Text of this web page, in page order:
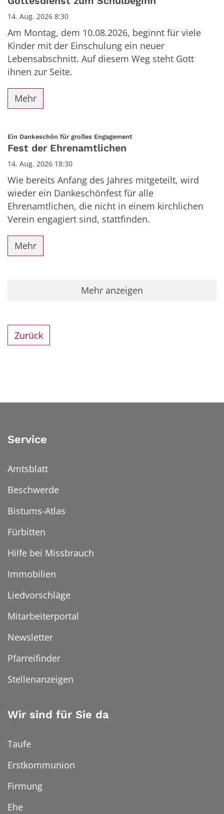
14. Aug. 2026 8:30
Am Montag, dem 10.08.2026, beginnt für viele
Kinder mit der Einschulung ein neuer
Lebensabschnitt. Auf diesem Weg steht Gott
ihnen zur Seite.
Mehr
Ein Dankeschön für großes Engagement:
Fest der Ehrenamtlichen
14. Aug. 2026 18:30
Wie bereits Anfang des Jahres mitgeteilt, wird
wieder ein Dankeschönfest für alle
Ehrenamtlichen, die nicht in einem kirchlichen
Verein engagiert sind, stattfinden.
Mehr
Mehr anzeigen
Zurück
Service
Amtsblatt
Beschwerde
Bistums-Atlas
Fürbitten
Hilfe bei Missbrauch
Immobilien
Liedvorschläge
Mitarbeiterportal
Newsletter
Pfarreifinder
Stellenanzeigen
Wir sind für Sie da
Taufe
Erstkommunion
Firmung
Ehe